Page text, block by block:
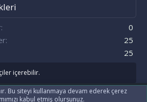
0
25
25
içerebilir.
® © 2010-2021 XenForo Ltd.
Bu siteyi kullanmaya devam ederek çerez
kabul etmiş olursunuz.